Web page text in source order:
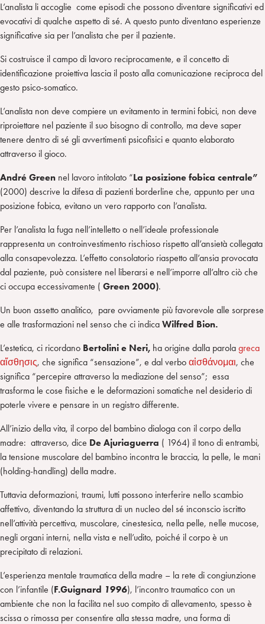
L’analista li accoglie come episodi che possono diventare significativi ed
evocativi di qualche aspetto di sé. A questo punto diventano esperienze
significative sia per l’analista che per il paziente.
Si costruisce il campo di lavoro reciprocamente, e il concetto di
identificazione proiettiva lascia il posto alla comunicazione reciproca del
gesto psico-somatico.
L’analista non deve compiere un evitamento in termini fobici, non deve
riproiettare nel paziente il suo bisogno di controllo, ma deve saper
tenere dentro di sé gli avvertimenti psicofisici e quanto elaborato
attraverso il gioco.
André Green nel lavoro intitolato “La posizione fobica centrale”
(2000) descrive la difesa di pazienti borderline che, appunto per una
posizione fobica, evitano un vero rapporto con l’analista.
Per l’analista la fuga nell’intelletto o nell’ideale professionale
rappresenta un controinvestimento rischioso rispetto all’ansietà collegata
alla consapevolezza. L’effetto consolatorio riaspetto all’ansia provocata
dal paziente, può consistere nel liberarsi e nell’imporre all’altro ciò che
ci occupa eccessivamente ( Green 2000).
Un buon assetto analitico, pare ovviamente più favorevole alle sorprese
e alle trasformazioni nel senso che ci indica Wilfred Bion.
L’estetica, ci ricordano Bertolini e Neri, ha origine dalla parola greca
αἴσθησις, che significa “sensazione”, e dal verbo αἰσθάνομαι, che
significa “percepire attraverso la mediazione del senso”; essa
trasforma le cose fisiche e le deformazioni somatiche nel desiderio di
poterle vivere e pensare in un registro differente.
All’inizio della vita, il corpo del bambino dialoga con il corpo della
madre: attraverso, dice De Ajuriaguerra ( 1964) il tono di entrambi,
la tensione muscolare del bambino incontra le braccia, la pelle, le mani
(holding-handling) della madre.
Tuttavia deformazioni, traumi, lutti possono interferire nello scambio
affettivo, diventando la struttura di un nucleo del sé inconscio iscritto
nell’attività percettiva, muscolare, cinestesica, nella pelle, nelle mucose,
negli organi interni, nella vista e nell’udito, poiché il corpo è un
precipitato di relazioni.
L’esperienza mentale traumatica della madre – la rete di congiunzione
con l’infantile (F.Guignard 1996), l’incontro traumatico con un
ambiente che non la facilita nel suo compito di allevamento, spesso è
scissa o rimossa per consentire alla stessa madre, una forma di